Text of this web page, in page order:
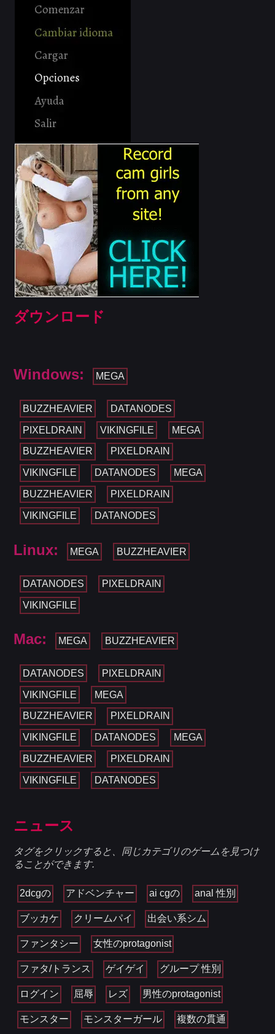
ダウンロード
Windows: MEGA
BUZZHEAVIER DATANODES
PIXELDRAIN VIKINGFILE MEGA
BUZZHEAVIER PIXELDRAIN
VIKINGFILE DATANODES MEGA
BUZZHEAVIER PIXELDRAIN
VIKINGFILE DATANODES
Linux: MEGA BUZZHEAVIER
DATANODES PIXELDRAIN
VIKINGFILE
Mac: MEGA BUZZHEAVIER
DATANODES PIXELDRAIN
VIKINGFILE MEGA
BUZZHEAVIER PIXELDRAIN
VIKINGFILE DATANODES MEGA
BUZZHEAVIER PIXELDRAIN
VIKINGFILE DATANODES
ニュース
タグをクリックすると、同じカテゴリのゲームを見つけ
ることができます.
2dcgの アドベンチャー ai cgの anal 性別
ブッカケ クリームパイ 出会い系シム
ファンタシー 女性のprotagonist
ファタ/トランス ゲイゲイ グループ 性別
ログイン 屈辱 レズ 男性のprotagonist
モンスター モンスターガール 複数の貫通